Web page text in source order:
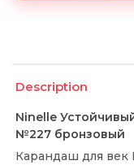
Description
Ninelle
№227 бронзовый
Карандаш для век